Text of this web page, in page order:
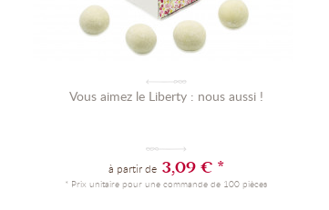
Vous aimez le Liberty : nous aussi !
à partir de3,09 € *
* Prix unitaire pour une commande de 100 pièces